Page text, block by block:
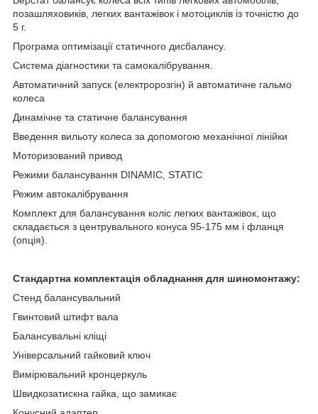
позашляховиків, легких вантажівок і мотоциклів із точністю до
5 г.
Програма оптимізації статичного дисбалансу.
Система діагностики та самокалібрування.
Автоматичний запуск (електророзгін) й автоматичне гальмо
колеса
Динамічне та статичне балансування
Введення вильоту колеса за допомогою механічної лінійки
Моторизований привод
Режими балансування DINAMIC, STATIC
Режим автокалібрування
Комплект для балансування коліс легких вантажівок, що
складається з центрувального конуса 95-175 мм і фланця
(опція).
Стандартна комплектація обладнання для шиномонтажу:
Стенд балансувальний
Гвинтовий штифт вала
Балансувальні кліщі
Універсальний гайковий ключ
Вимірювальний кронцеркуль
Швидкозатискна гайка, що замикає